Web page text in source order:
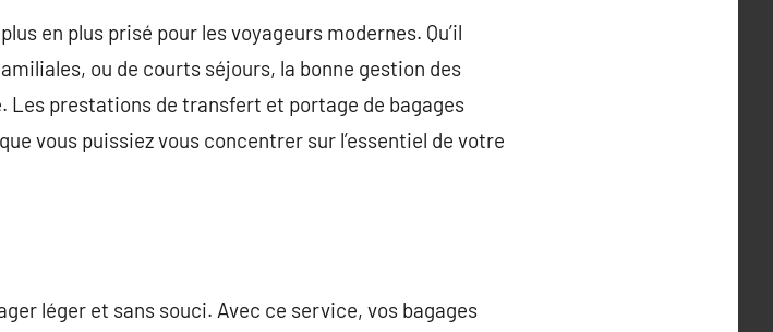
en plus prisé pour les voyageurs modernes. Qu’il
ou de courts séjours, la bonne gestion des
prestations de transfert et portage de bagages
vous puissiez vous concentrer sur l’essentiel de votre
léger et sans souci. Avec ce service, vos bagages